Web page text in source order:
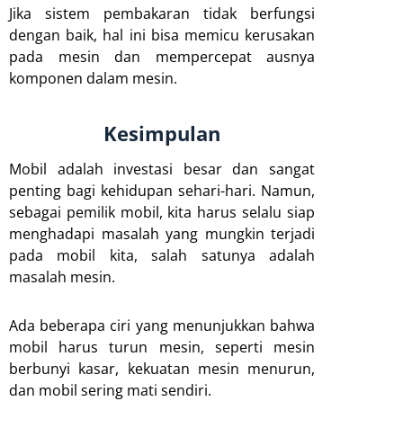
Jika sistem pembakaran tidak berfungsi
dengan baik, hal ini bisa memicu kerusakan
pada mesin dan mempercepat ausnya
komponen dalam mesin.
Kesimpulan
Mobil adalah investasi besar dan sangat
penting bagi kehidupan sehari-hari. Namun,
sebagai pemilik mobil, kita harus selalu siap
menghadapi masalah yang mungkin terjadi
pada mobil kita, salah satunya adalah
masalah mesin.
Ada beberapa ciri yang menunjukkan bahwa
mobil harus turun mesin, seperti mesin
berbunyi kasar, kekuatan mesin menurun,
dan mobil sering mati sendiri.